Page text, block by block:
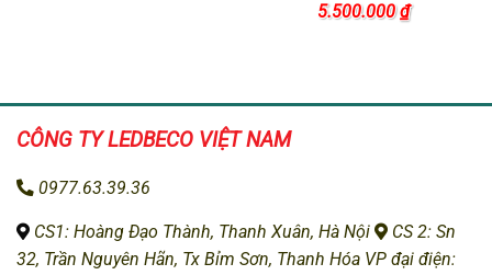
5.500.000₫
CÔNG TY LEDBECO VIỆT NAM
0977.63.39.36
CS1: Hoàng Đạo Thành, Thanh Xuân, Hà Nội
CS 2: Sn
32, Trần Nguyên Hãn, Tx Bỉm Sơn, Thanh Hóa VP đại điện: